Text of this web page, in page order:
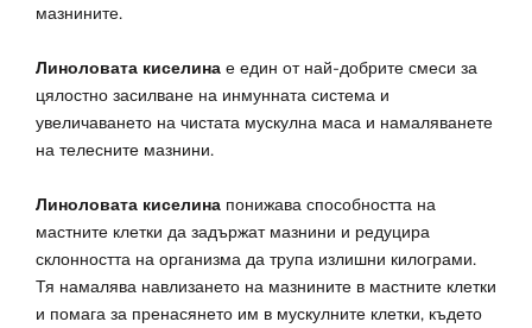
мазнините.
Линоловата киселина е един от най-добрите смеси за
цялостно засилване на инмунната система и
увеличаването на чистата мускулна маса и намаляванете
на телесните мазнини.
Линоловата киселина понижава способността на
мастните клетки да задържат мазнини и редуцира
склонността на организма да трупа излишни килограми.
Тя намалява навлизането на мазнините в мастните клетки
и помага за пренасянето им в мускулните клетки, където